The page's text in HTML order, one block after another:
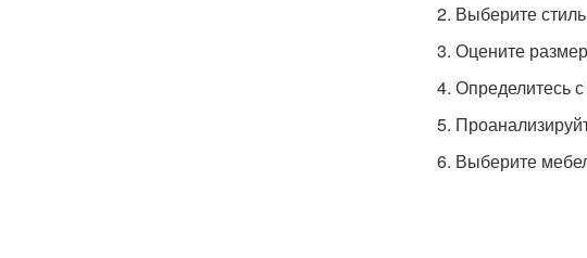
2. Выберите
3. Оцените
4. Определитесь
5.
6. Выберите